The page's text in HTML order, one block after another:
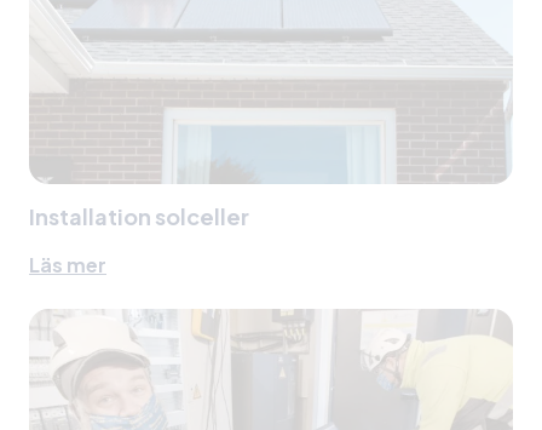
Installation solceller
Läs mer